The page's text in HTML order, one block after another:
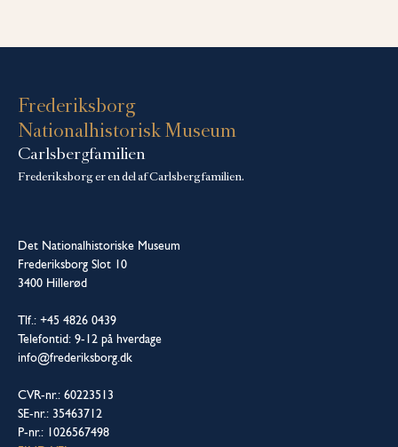
Frederiksborg
Nationalhistorisk Museum
Carlsbergfamilien
Frederiksborg er en del af Carlsbergfamilien.
Det Nationalhistoriske Museum
Frederiksborg Slot 10
3400 Hillerød
Tlf.: +45 4826 0439
Telefontid: 9-12 på hverdage
info@frederiksborg.dk
CVR-nr.: 60223513
SE-nr.: 35463712
P-nr.: 1026567498